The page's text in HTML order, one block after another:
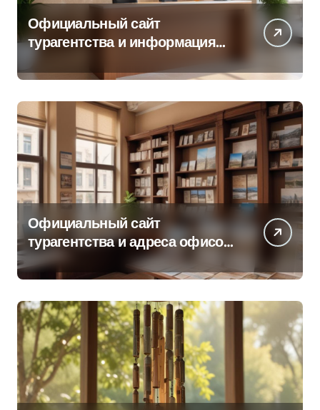
Официальный сайт
турагентства и информация
Официальный сайт
турагентства и адреса офисов
продаж по регионам